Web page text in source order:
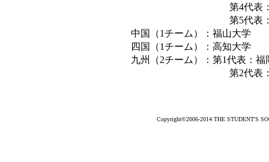
第4代表：阪南
第5代表：近畿
中国（1チーム）：福山大学
四国（1チーム）：高知大学
九州（2チーム）：第1代表：福
第2代表：鹿屋
Copyright©2006-2014 THE STUDENT'S